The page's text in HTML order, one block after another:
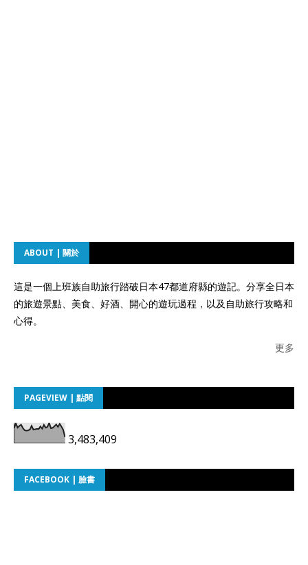
ABOUT | 關於
這是一個上班族自助旅行踏破日本47都道府縣的遊記。分享全日本
的旅遊景點、美食、好酒、開心的遊玩過程，以及自助旅行攻略和
心得。
更多
PAGEVIEW | 點閱
3,483,409
FACEBOOK | 臉書